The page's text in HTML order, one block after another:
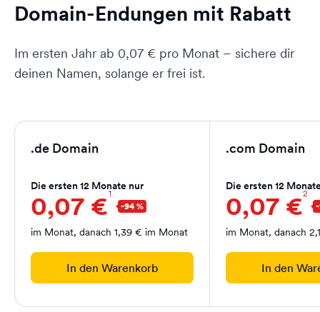
Domain-Endungen mit Rabatt
Im ersten Jahr ab 0,07 € pro Monat – sichere dir
deinen Namen, solange er frei ist.
.de Domain
Die ersten 12 Monate nur
0,07 €1
im Monat, danach 1,39 € im Monat
In den Warenkorb
.com Domain
Die ersten 12
0,07 €2
im Monat, danach
In den